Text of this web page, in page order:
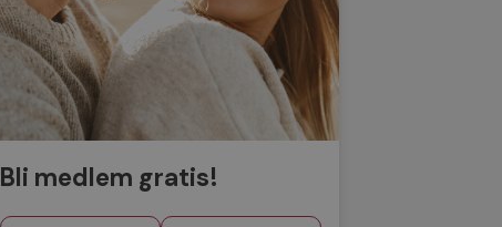
Bli medlem gratis!